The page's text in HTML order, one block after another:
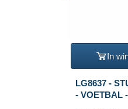
In
LG8637 -
- VOETBAL